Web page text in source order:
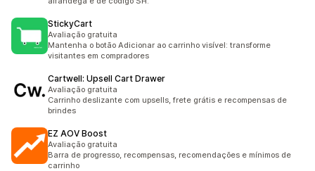
StickyCart
Avaliação gratuita
Mantenha o botão Adicionar ao carrinho visível: transforme
visitantes em compradores
Cartwell: Upsell Cart Drawer
Avaliação gratuita
Carrinho deslizante com upsells, frete grátis e recompensas de
brindes
EZ AOV Boost
Avaliação gratuita
Barra de progresso, recompensas, recomendações e mínimos de
carrinho